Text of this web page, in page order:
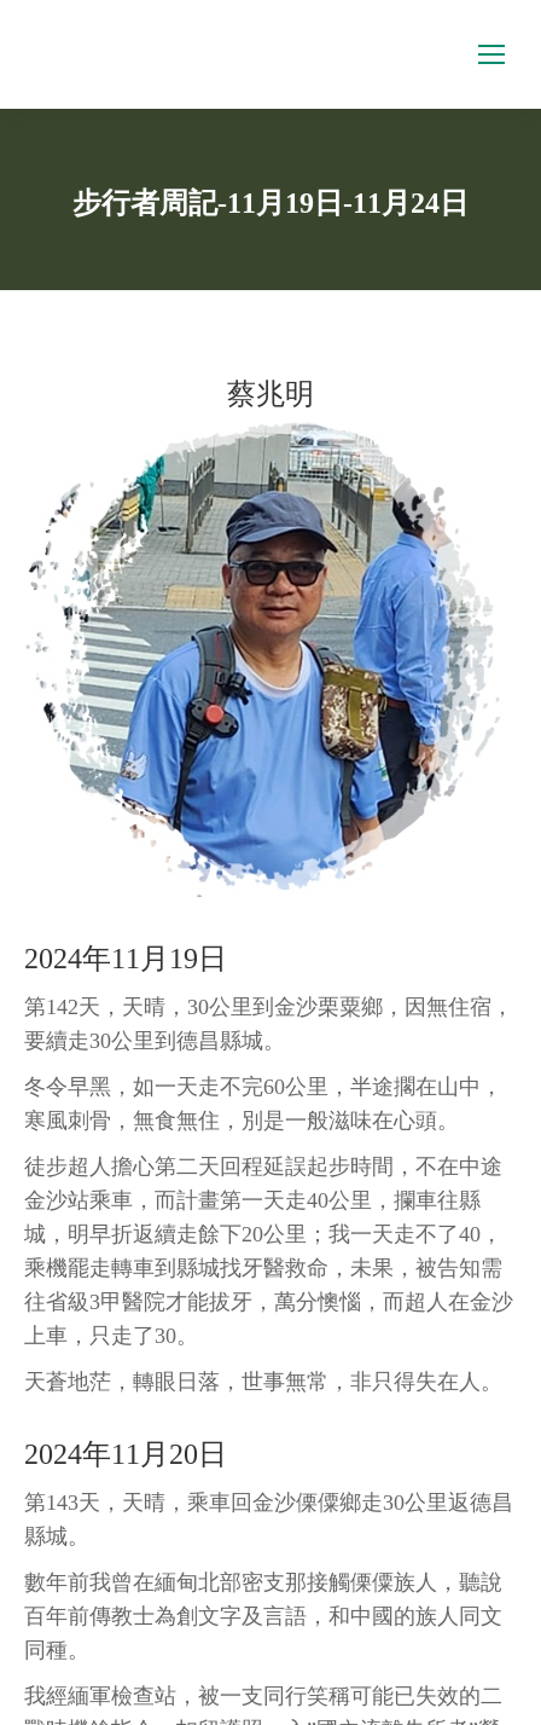
步行者周記-11月19日-11月24日
蔡兆明
2024年11月19日
第142天，天晴，30公里到金沙栗粟鄉，因無住宿，
要續走30公里到德昌縣城。
冬令早黑，如一天走不完60公里，半途擱在山中，
寒風刺骨，無食無住，別是一般滋味在心頭。
徒步超人擔心第二天回程延誤起步時間，不在中途
金沙站乘車，而計畫第一天走40公里，攔車往縣
城，明早折返續走餘下20公里；我一天走不了40，
乘機罷走轉車到縣城找牙醫救命，未果，被告知需
往省級3甲醫院才能拔牙，萬分懊惱，而超人在金沙
上車，只走了30。
天蒼地茫，轉眼日落，世事無常，非只得失在人。
2024年11月20日
第143天，天晴，乘車回金沙傈僳鄉走30公里返德昌
縣城。
數年前我曾在緬甸北部密支那接觸傈僳族人，聽說
百年前傳教士為創文字及言語，和中國的族人同文
同種。
我經緬軍檢查站，被一支同行笑稱可能已失效的二